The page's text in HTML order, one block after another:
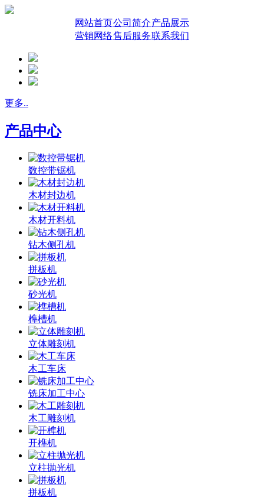
网站首页公司简介产品展示
营销网络售后服务联系我们
更多..
产品中心
数控带锯机
木材封边机
木材开料机
钻木侧孔机
拼板机
砂光机
榫槽机
立体雕刻机
木工车床
铣床加工中心
木工雕刻机
开榫机
立柱抛光机
拼板机